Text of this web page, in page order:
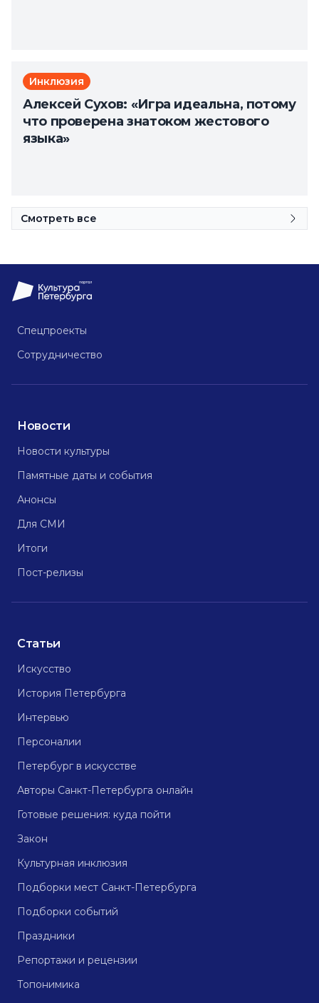
Инклюзия
Алексей Сухов: «Игра идеальна, потому
что проверена знатоком жестового
языка»
Смотреть все
Спецпроекты
Сотрудничество
Новости
Новости культуры
Памятные даты и события
Анонсы
Для СМИ
Итоги
Пост-релизы
Статьи
Искусство
История Петербурга
Интервью
Персоналии
Петербург в искусстве
Авторы Санкт-Петербурга онлайн
Готовые решения: куда пойти
Закон
Культурная инклюзия
Подборки мест Санкт-Петербурга
Подборки событий
Праздники
Репортажи и рецензии
Топонимика